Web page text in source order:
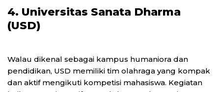
4. Universitas Sanata Dharma
(USD)
Walau dikenal sebagai kampus humaniora dan
pendidikan, USD memiliki tim olahraga yang kompak
dan aktif mengikuti kompetisi mahasiswa. Kegiatan